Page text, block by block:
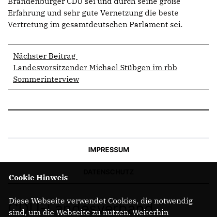
Erfahrung und sehr gute Vernetzung die beste
Vertretung im gesamtdeutschen Parlament sei.
Nächster Beitrag
Landesvorsitzender Michael Stübgen im rbb
Sommerinterview
IMPRESSUM
CDU-Landesverband
Cookie Hinweis
Diese Webseite verwendet Cookies, die notwendig
sind, um die Webseite zu nutzen. Weiterhin